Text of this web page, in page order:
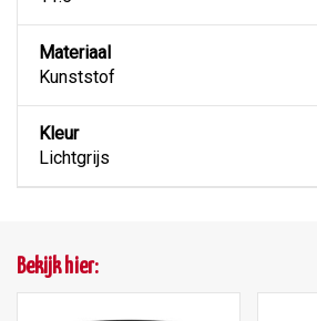
Materiaal
Kunststof
Kleur
Lichtgrijs
Bekijk hier: